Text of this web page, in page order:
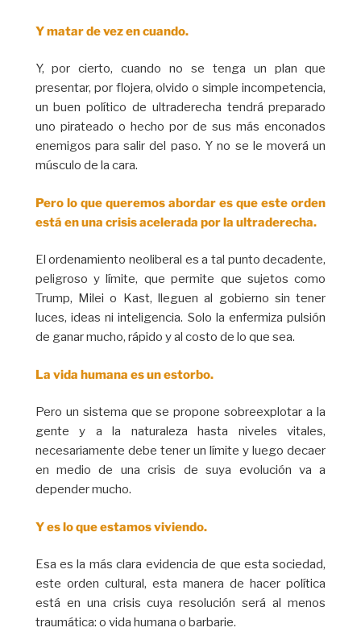
Y matar de vez en cuando.
Y, por cierto, cuando no se tenga un plan que
presentar, por flojera, olvido o simple incompetencia,
un buen político de ultraderecha tendrá preparado
uno pirateado o hecho por de sus más enconados
enemigos para salir del paso. Y no se le moverá un
músculo de la cara.
Pero lo que queremos abordar es que este orden
está en una crisis acelerada por la ultraderecha.
El ordenamiento neoliberal es a tal punto decadente,
peligroso y límite, que permite que sujetos como
Trump, Milei o Kast, lleguen al gobierno sin tener
luces, ideas ni inteligencia. Solo la enfermiza pulsión
de ganar mucho, rápido y al costo de lo que sea.
La vida humana es un estorbo.
Pero un sistema que se propone sobreexplotar a la
gente y a la naturaleza hasta niveles vitales,
necesariamente debe tener un límite y luego decaer
en medio de una crisis de suya evolución va a
depender mucho.
Y es lo que estamos viviendo.
Esa es la más clara evidencia de que esta sociedad,
este orden cultural, esta manera de hacer política
está en una crisis cuya resolución será al menos
traumática: o vida humana o barbarie.